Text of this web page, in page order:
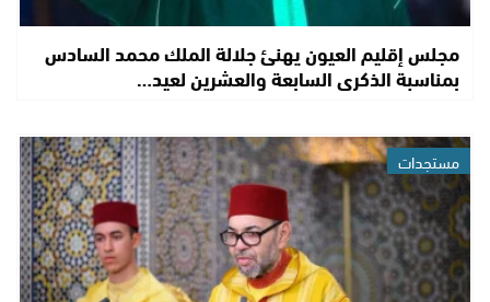
مجلس إقليم العيون يهنئ جلالة الملك محمد السادس
بمناسبة الذكرى السابعة والعشرين لعيد…
مستجدات